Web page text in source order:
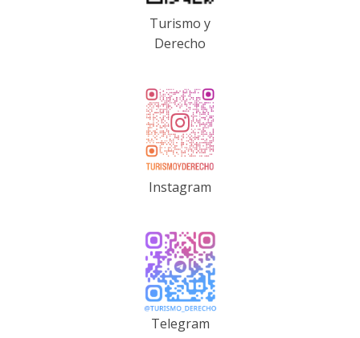
Turismo y
Derecho
Instagram
Telegram